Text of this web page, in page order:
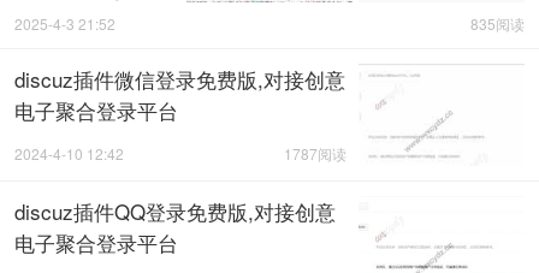
835阅读
2025-4-3 21:52
discuz插件微信登录免费版,对接创意
电子聚合登录平台
1787阅读
2024-4-10 12:42
discuz插件QQ登录免费版,对接创意
电子聚合登录平台